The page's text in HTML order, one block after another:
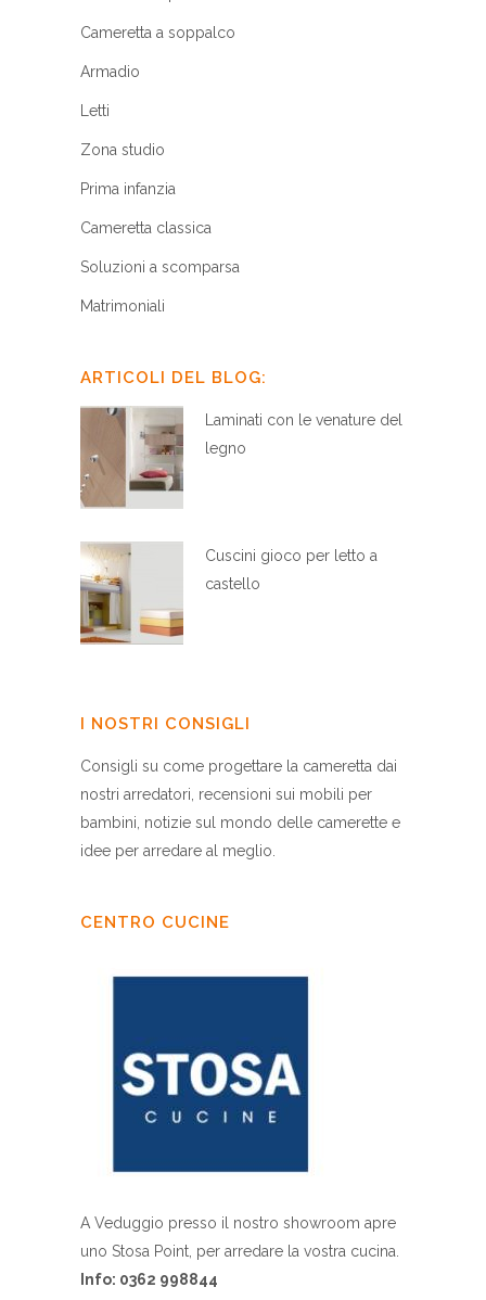
Cameretta a soppalco
Armadio
Letti
Zona studio
Prima infanzia
Cameretta classica
Soluzioni a scomparsa
Matrimoniali
ARTICOLI DEL BLOG:
Laminati con le venature del
legno
Cuscini gioco per letto a
castello
I NOSTRI CONSIGLI
Consigli su come progettare la cameretta dai
nostri arredatori, recensioni sui mobili per
bambini, notizie sul mondo delle camerette e
idee per arredare al meglio.
CENTRO CUCINE
A Veduggio presso il nostro showroom apre
uno Stosa Point, per arredare la vostra cucina.
Info: 0362 998844